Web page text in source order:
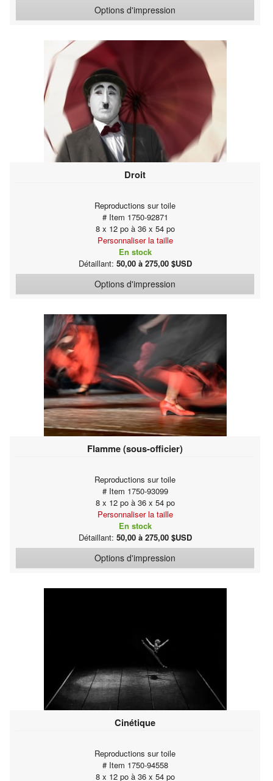
Options d'impression
Droit
Reproductions sur toile
# Item 1750-92871
8 x 12 po à 36 x 54 po
Personnaliser la taille
En stock
Détaillant: 50,00 à 275,00 $USD
Options d'impression
Flamme (sous-officier)
Reproductions sur toile
# Item 1750-93099
8 x 12 po à 36 x 54 po
Personnaliser la taille
En stock
Détaillant: 50,00 à 275,00 $USD
Options d'impression
Cinétique
Reproductions sur toile
# Item 1750-94558
8 x 12 po à 36 x 54 po